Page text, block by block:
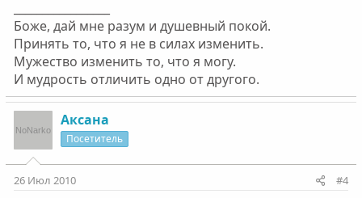
Боже, дай мне разум и душевный покой.
Принять то, что я не в силах изменить.
Мужество изменить то, что я могу.
И мудрость отличить одно от другого.
Аксана
Посетитель
26 Июл 2010 #4